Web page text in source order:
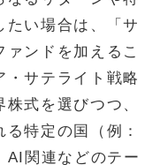
たい場合は、「サ
ンドを加えるこ
・サテライト戦略
式を選びつつ、
特定の国（例：
AI関連などのテー